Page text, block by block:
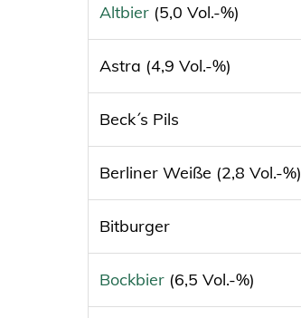
Altbier (5,0 Vol.-%)
Astra (4,9 Vol.-%)
Beck´s Pils
Berliner Weiße (2,8 Vol.-%)
Bitburger
Bockbier (6,5 Vol.-%)